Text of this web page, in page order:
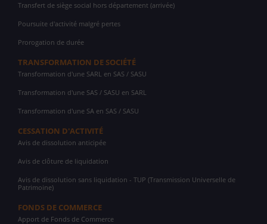
Transfert de siège social hors département (arrivée)
Poursuite d'activité malgré pertes
Prorogation de durée
TRANSFORMATION DE SOCIÉTÉ
Transformation d'une SARL en SAS / SASU
Transformation d'une SAS / SASU en SARL
Transformation d'une SA en SAS / SASU
CESSATION D'ACTIVITÉ
Avis de dissolution anticipée
Avis de clôture de liquidation
Avis de dissolution sans liquidation - TUP (Transmission Universelle de
Patrimoine)
FONDS DE COMMERCE
Apport de Fonds de Commerce